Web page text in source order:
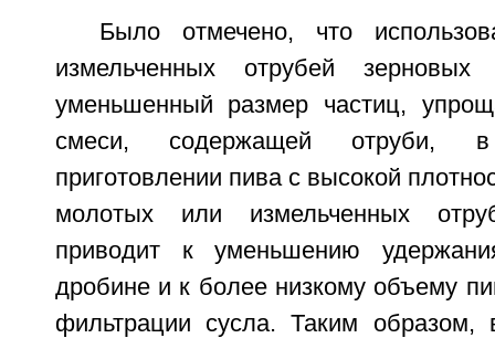
Было отмечено, что
измельченных отрубей
уменьшенный размер частиц,
смеси, содержащей отруби,
приготовлении пива с высокой
молотых или измельченных
приводит к уменьшению
дробине и к более низкому объему
фильтрации сусла. Таким образом,